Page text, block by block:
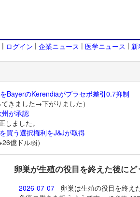
| ログイン | 企業ニュース | 医学ニュース | 新
BayerのKerendiaがプラセボ差引0.7抑制
きました→下がりました）
が承認
ました。
買う選択権利をJ&Jが取得
億ドル弱）
卵巣が生殖の役目を終えた後に
2026-07-07- 卵巣は生殖の役目を終え